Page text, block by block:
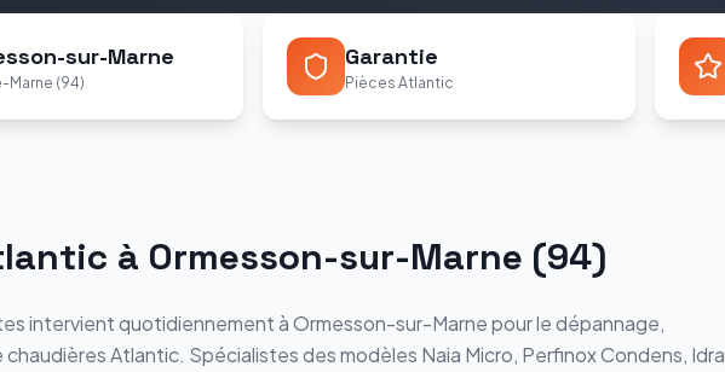
sur-Marne
Marne (94)
Garantie
Pièces Atlantic
à Ormesson-sur-Marne (94)
intervient quotidiennement àOrmesson-sur-Marnepour le dépannage,
Atlantic. Spécialistes des modèles Naia Micro, Perfinox Condens, Idra